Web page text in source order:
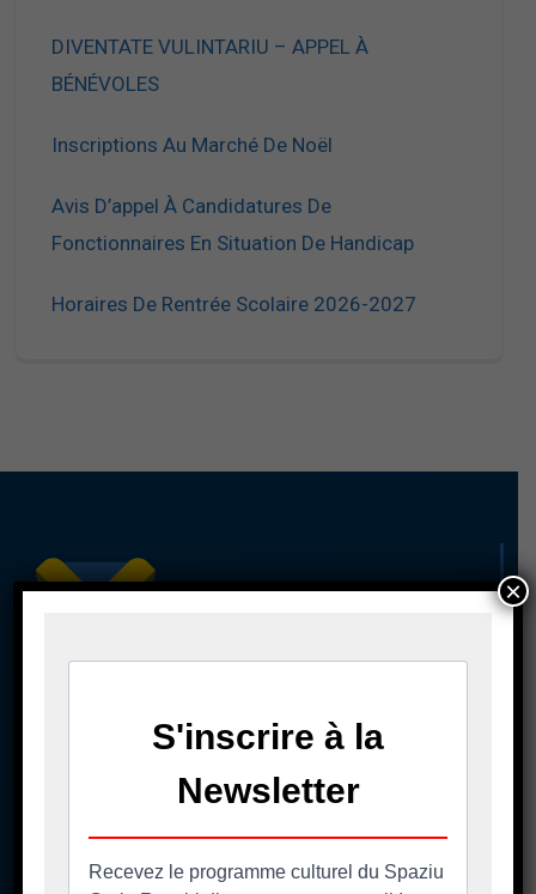
DIVENTATE VULINTARIU – APPEL À
BÉNÉVOLES
Inscriptions Au Marché De Noël
Avis D’appel À Candidatures De
Fonctionnaires En Situation De Handicap
Horaires De Rentrée Scolaire 2026-2027
181 Strada di u Lancone
×